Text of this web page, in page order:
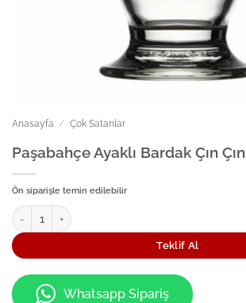
Anasayfa / Çok Satanlar
Paşabahçe Ayaklı Bardak Çın Çın
Ön siparişle temin edilebilir
Paşabahçe Ayaklı Bardak Çın Çın adet
Teklif Al
Whatsapp Sipariş